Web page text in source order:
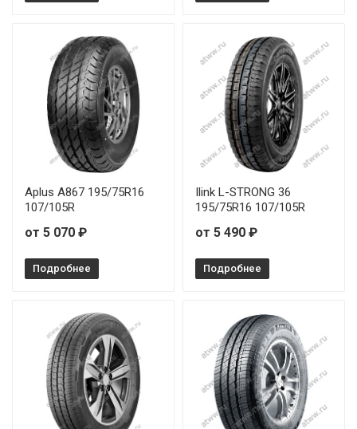
Aplus A867 195/75R16
107/105R
от 5 070 ₽
Подробнее
Ilink L-STRONG 36
195/75R16 107/105R
от 5 490 ₽
Подробнее